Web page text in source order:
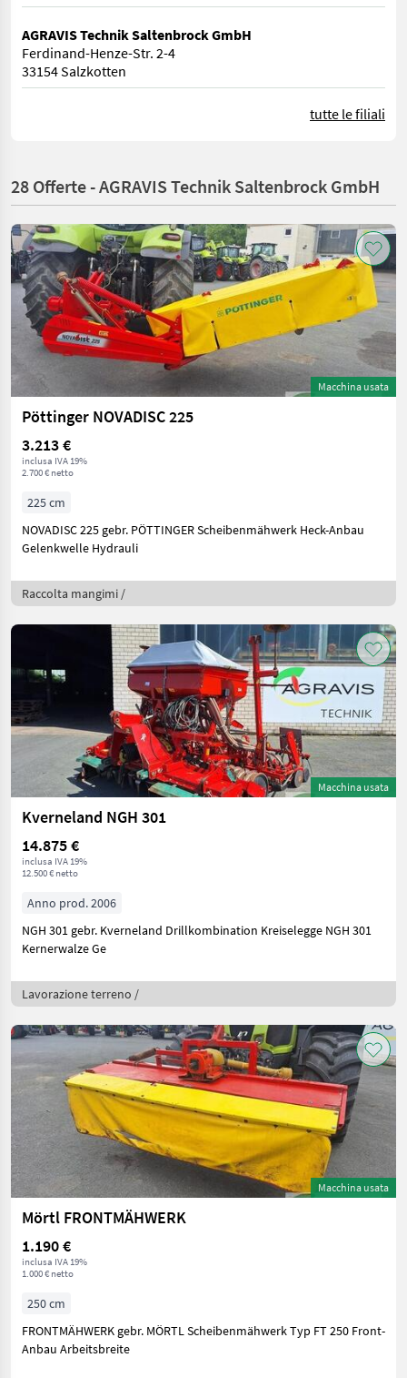
AGRAVIS Technik Saltenbrock GmbH
Ferdinand-Henze-Str. 2-4
33154 Salzkotten
tutte le filiali
28 Offerte - AGRAVIS Technik Saltenbrock GmbH
Macchina usata
Pöttinger NOVADISC 225
3.213 €
inclusa IVA 19%
2.700 € netto
225 cm
NOVADISC 225 gebr. PÖTTINGER Scheibenmähwerk Heck-Anbau
Gelenkwelle Hydrauli
Raccolta mangimi /
Macchina usata
Kverneland NGH 301
14.875 €
inclusa IVA 19%
12.500 € netto
Anno prod. 2006
NGH 301 gebr. Kverneland Drillkombination Kreiselegge NGH 301
Kernerwalze Ge
Lavorazione terreno /
Macchina usata
Mörtl FRONTMÄHWERK
1.190 €
inclusa IVA 19%
1.000 € netto
250 cm
FRONTMÄHWERK gebr. MÖRTL Scheibenmähwerk Typ FT 250 Front-
Anbau Arbeitsbreite